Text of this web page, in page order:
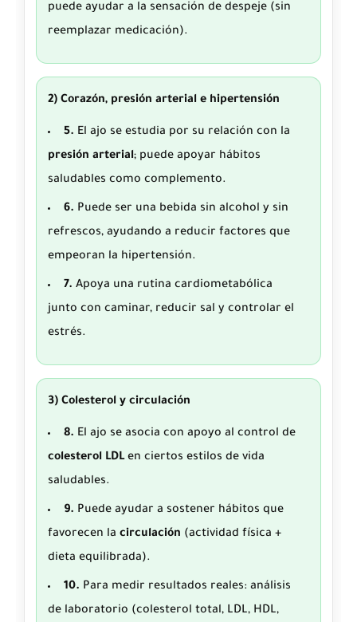
puede ayudar a la sensación de despeje (sin
reemplazar medicación).
2) Corazón, presión arterial e hipertensión
5. El ajo se estudia por su relación con la
presión arterial; puede apoyar hábitos
saludables como complemento.
6. Puede ser una bebida sin alcohol y sin
refrescos, ayudando a reducir factores que
empeoran la hipertensión.
7. Apoya una rutina cardiometabólica
junto con caminar, reducir sal y controlar el
estrés.
3) Colesterol y circulación
8. El ajo se asocia con apoyo al control de
colesterol LDLen ciertos estilos de vida
saludables.
9. Puede ayudar a sostener hábitos que
favorecen la circulación (actividad física +
dieta equilibrada).
10. Para medir resultados reales: análisis
de laboratorio (colesterol total, LDL, HDL,